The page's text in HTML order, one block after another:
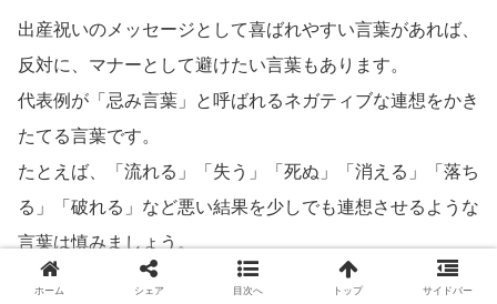
出産祝いのメッセージとして喜ばれやすい言葉があれば、
反対に、マナーとして避けたい言葉もあります。
代表例が「忌み言葉」と呼ばれるネガティブな連想をかき
たてる言葉です。
たとえば、「流れる」「失う」「死ぬ」「消える」「落ち
る」「破れる」など悪い結果を少しでも連想させるような
言葉は慎みましょう。
「病」「弱い」「ダメ」「苦しい」「薄い」「避ける」な
ホーム シェア 目次へ トップ サイドバー